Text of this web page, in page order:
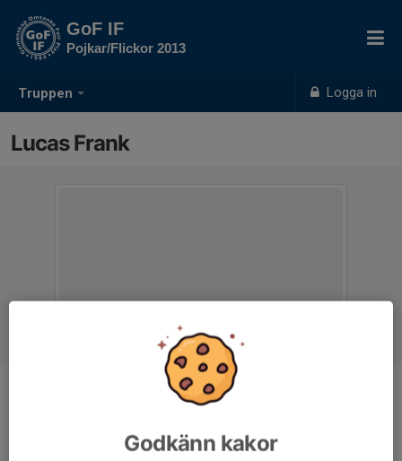
Truppen Logga in
GoF IF
Pojkar/Flickor 2013
Lucas Frank
Godkänn kakor